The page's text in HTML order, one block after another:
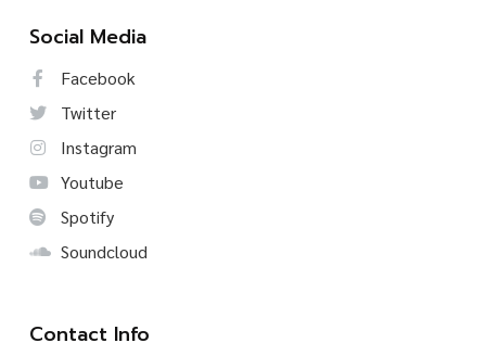
Social Media
Facebook
Twitter
Instagram
Youtube
Spotify
Soundcloud
Contact Info